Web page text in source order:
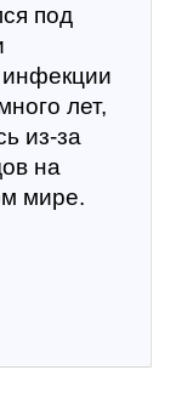
под
лет,
из-за
на
мире.